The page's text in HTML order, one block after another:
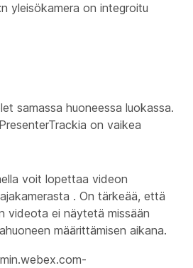
yleisökamera on integroitu
samassa huoneessa luokassa.
on vaikea
voit lopettaa videon
. On tärkeää, että
videota ei näytetä missään
määrittämisen aikana.